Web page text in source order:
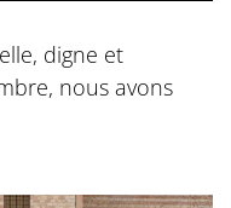
digne et
nous avons